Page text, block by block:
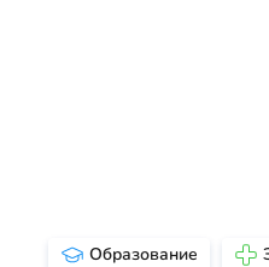
Образование